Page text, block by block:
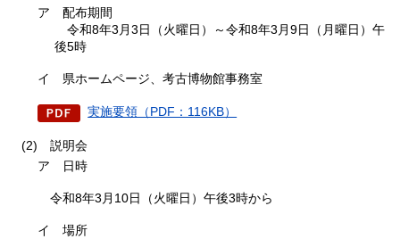
ア
配布期間
令和8年3月3日（火曜日）～令和8年3月9日（月曜日）午
後5時
イ 県ホームページ、考古博物館事務室
実施要領（PDF：116KB）
(2) 説明会
ア
日時
令和8年3月10日（火曜日）午後3時から
イ 場所